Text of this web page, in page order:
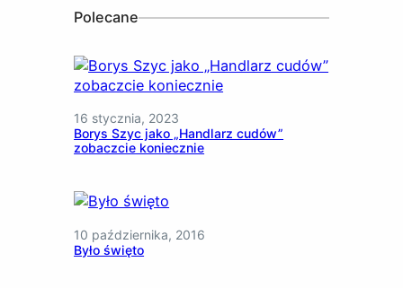
Polecane
16 stycznia, 2023
Borys Szyc jako „Handlarz cudów”
zobaczcie koniecznie
10 października, 2016
Było święto